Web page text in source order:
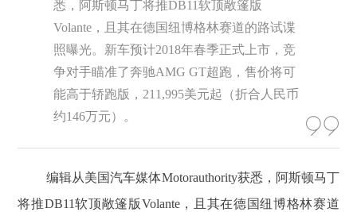
悉，阿斯顿马丁将推DB11软顶敞篷版
Volante，且其在德国纽博格林赛道的路试谍
照曝光。新车预计2018年春季正式上市，竞
争对手瞄准了奔驰AMG GT超跑，售价将可
能高于轿跑版，211,995美元起（折合人民币
约146万元）。
编辑从美国汽车媒体Motorauthority获悉，阿斯顿马丁
将推DB11软顶敞篷版Volante，且其在德国纽博格林赛道